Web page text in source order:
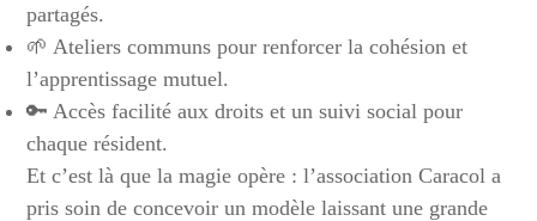
partagés.
🌱 Ateliers communs pour renforcer la cohésion et
l’apprentissage mutuel.
🔑 Accès facilité aux droits et un suivi social pour
chaque résident.
Et c’est là que la magie opère : l’association Caracol a
pris soin de concevoir un modèle laissant une grande